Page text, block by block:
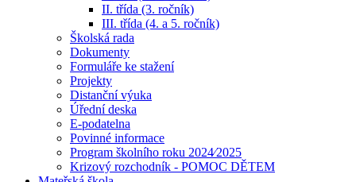
II. třída (3. ročník)
III. třída (4. a 5. ročník)
Školská rada
Dokumenty
Formuláře ke stažení
Projekty
Distanční výuka
Úřední deska
E-podatelna
Povinné informace
Program školního roku 2024⁄2025
Krizový rozchodník - POMOC DĚTEM